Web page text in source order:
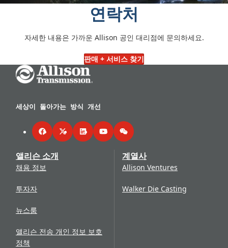
연락처
자세한 내용은 가까운 Allison 공인 대리점에 문의하세요.
판매 + 서비스 찾기
Go Home
세상이 돌아가는 방식 개선
FacebookTwitterLinkedInYouTubeWeChat
앨리슨 소개
채용 정보
투자자
뉴스룸
앨리슨 전송 개인 정보 보호
정책
계열사
Allison Ventures
Walker Die Casting